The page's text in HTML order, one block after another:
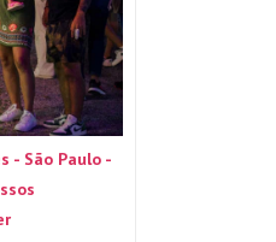
- São Paulo -